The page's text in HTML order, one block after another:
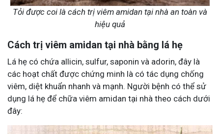
Tỏi được coi là cách trị viêm amidan tại nhà an toàn và
hiệu quả
Cách trị viêm amidan tại nhà bằng lá hẹ
Lá hẹ có chứa allicin, sulfur, saponin và adorin, đây là
các hoạt chất được chứng minh là có tác dụng chống
viêm, diệt khuẩn nhanh và mạnh. Người bệnh có thể sử
dụng lá hẹ để chữa viêm amidan tại nhà theo cách dưới
đây: